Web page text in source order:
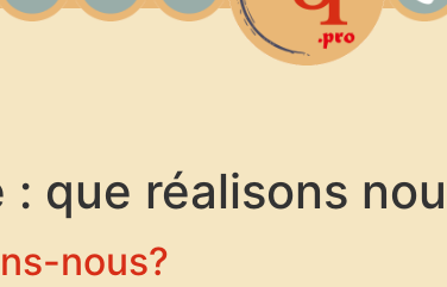
: que réalisons
nous?